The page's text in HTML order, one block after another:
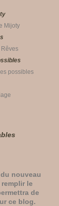
du nouveau
le
de
ce blog.